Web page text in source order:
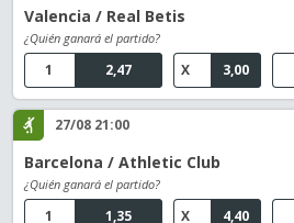
Valencia / Real Betis
¿Quién ganará el partido?
2,47
1 3,00
X
27/08 21:00
Barcelona / Athletic Club
¿Quién ganará el partido?
1,35
1 4,40
X